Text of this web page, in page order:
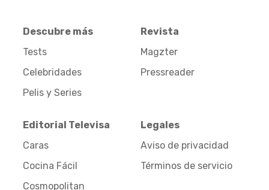
Descubre más
Tests
Celebridades
Pelis y Series
Revista
Magzter
Pressreader
Editorial Televisa
Caras
Cocina Fácil
Cosmopolitan
Legales
Aviso de privacidad
Términos de servicio